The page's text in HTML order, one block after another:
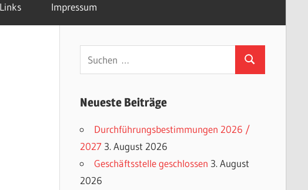
Links Impressum
Suchen
Neueste Beiträge
Durchführungsbestimmungen 2026 /
2027 3. August 2026
Geschäftsstelle geschlossen 3. August
2026